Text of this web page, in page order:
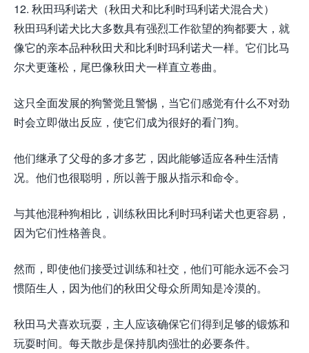
12. 秋田玛利诺犬（秋田犬和比利时玛利诺犬混合犬）
秋田玛利诺犬比大多数具有强烈工作欲望的狗都要大，就
像它的亲本品种秋田犬和比利时玛利诺犬一样。它们比马
尔犬更蓬松，尾巴像秋田犬一样直立卷曲。
这只全面发展的狗警觉且警惕，当它们感觉有什么不对劲
时会立即做出反应，使它们成为很好的看门狗。
他们继承了父母的多才多艺，因此能够适应各种生活情
况。他们也很聪明，所以善于服从指示和命令。
与其他混种狗相比，训练秋田比利时玛利诺犬也更容易，
因为它们性格善良。
然而，即使他们接受过训练和社交，他们可能永远不会习
惯陌生人，因为他们的秋田父母众所周知是冷漠的。
秋田马犬喜欢玩耍，主人应该确保它们得到足够的锻炼和
玩耍时间。每天散步是保持肌肉强壮的必要条件。